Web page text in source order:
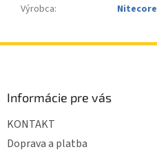
Výrobca: Nitecore
Informácie pre vás
KONTAKT
Doprava a platba